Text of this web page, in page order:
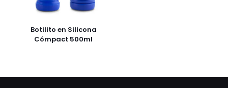
Botilito en Silicona
Cómpact 500ml